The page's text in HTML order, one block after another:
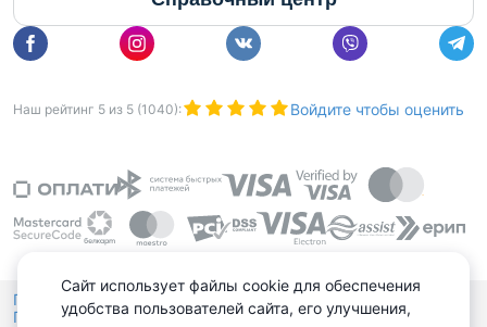
Наш рейтинг 5 из 5 (1040): Войдите чтобы оценить
Политика конфиденциальности,
Политика обработки файлов кукииВыбор настроек Cookies
Сайт использует файлы cookie для обеспечения
удобства пользователей сайта, его улучшения,